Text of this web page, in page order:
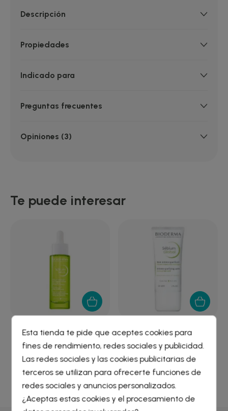
Descripción
Propiedades
Indicado para
Preguntas frecuentes
Opiniones (3)
Te puede interesar
SEBIUM SERUM BIODERMA
30 ML
19,79 €
BIODERMA SEBIUM
GLOBAL 30 ML
15,82 €
Crear lista de deseos
Nombre de la lista de deseos
Iniciar sesión
Debe iniciar sesión para guardar productos en su lista de
deseos.
Esta tienda te pide que aceptes cookies para
fines de rendimiento, redes sociales y publicidad.
Las redes sociales y las cookies publicitarias de
terceros se utilizan para ofrecerte funciones de
redes sociales y anuncios personalizados.
¿Aceptas estas cookies y el procesamiento de